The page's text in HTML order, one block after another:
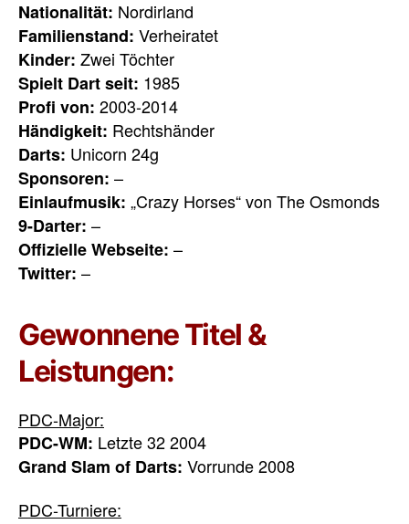
Nationalität: Nordirland
Familienstand: Verheiratet
Kinder: Zwei Töchter
Spielt Dart seit: 1985
Profi von: 2003-2014
Händigkeit: Rechtshänder
Darts: Unicorn 24g
Sponsoren: –
Einlaufmusik: „Crazy Horses“ von The Osmonds
9-Darter: –
Offizielle Webseite: –
Twitter: –
Gewonnene Titel &
Leistungen:
PDC-Major:
PDC-WM: Letzte 32 2004
Grand Slam of Darts: Vorrunde 2008
PDC-Turniere: